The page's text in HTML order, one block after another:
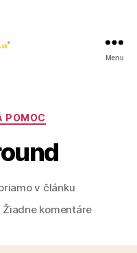
Menu
POMOC
v článku
Žiadne komentárena